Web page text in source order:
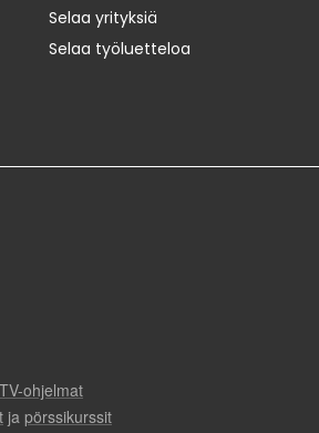
Selaa yrityksiä
Selaa työluetteloa